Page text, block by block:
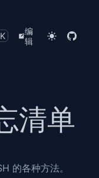
编
辑
清单
的各种方法。